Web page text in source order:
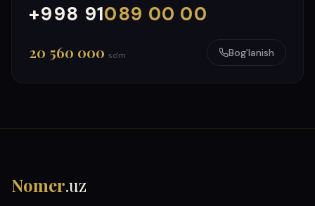
+998 91089 00 00
000
999
20 560 000 so'm Bog'lanish
Nomer.uz